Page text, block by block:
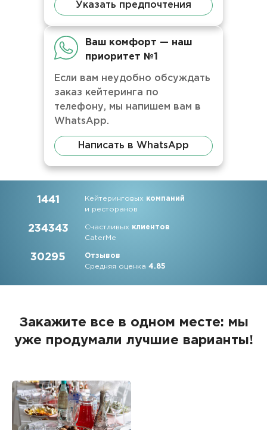
Указать предпочтения
Ваш комфорт — наш
приоритет №1
Если вам неудобно обсуждать
заказ кейтеринга по
телефону, мы напишем вам в
WhatsApp.
Написать в WhatsApp
1441 Кейтеринговых компаний
и ресторанов
234343 Счастливых клиентов
CaterMe
30295
Отзывов
Средняя оценка4.85
Закажите все в одном месте: мы
уже продумали лучшие варианты!